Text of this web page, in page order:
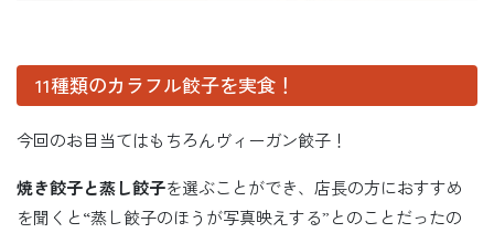
11種類のカラフル餃子を実食！
今回のお目当てはもちろんヴィーガン餃子！
焼き餃子と蒸し餃子を選ぶことができ、店長の方におすすめ
を聞くと“蒸し餃子のほうが写真映えする”とのことだったの